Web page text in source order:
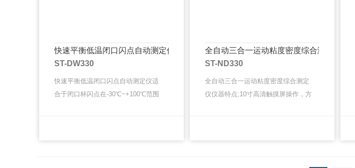
快速平衡低温闭口闪点自动测定仪
ST-DW330
快速平衡低温闭口闪点自动测定仪适
合于闭口杯闪点在-30℃~+100℃范围
全自动三合一运动粘度密度综合测定仪
ST-ND330
全自动三合一运动粘度密度综合测定
仪仪器特点;10寸高清触摸屏操作，方